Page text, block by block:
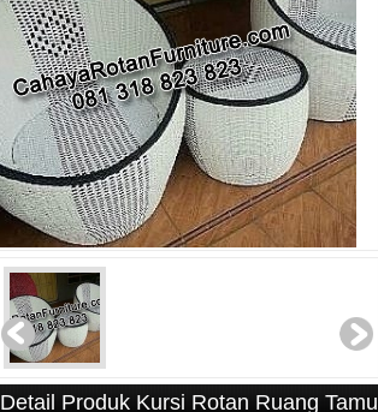
Detail Produk Kursi Rotan Ruang Tamu